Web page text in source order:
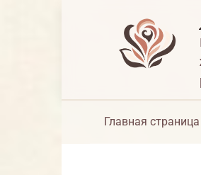
Главная страница